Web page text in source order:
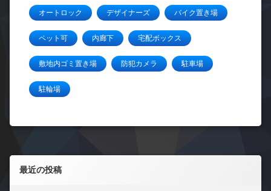
オートロック デザイナーズ バイク置き場
ペット可 内廊下 宅配ボックス
敷地内ゴミ置き場 防犯カメラ 駐車場
駐輪場
左サイドバー
最近の投稿